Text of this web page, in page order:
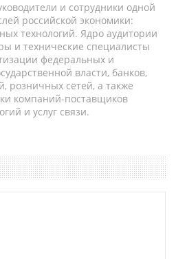
и сотрудники одной
российской экономики:
технологий. Ядро аудитории
и технические специалисты
федеральных и
власти, банков,
сетей, а также
компаний-поставщиков
и услуг связи.